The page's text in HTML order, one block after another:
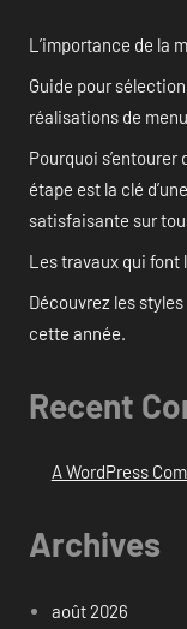
L’importance de la
Guide pour
réalisations de
Pourquoi
étape est la clé
satisfaisante sur
Les travaux qui font
Découvrez les
cette année.
Recent
A WordPress
Archives
août 2026